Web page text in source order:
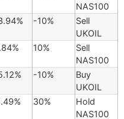
NAS100
-10%
Sell
UKOIL
10%
Sell
NAS100
-10%
Buy
UKOIL
30%
Hold
NAS100